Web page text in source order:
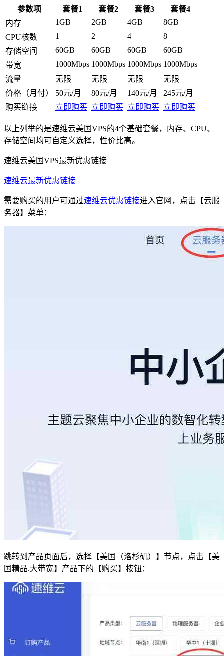
参数项 套餐1 套餐2 套餐3
套餐4
内存
1GB 2GB 4GB
8GB
CPU核数
1 2 4
8
存储空间
60GB 60GB 60GB
60GB
带宽
1000Mbps 1000Mbps 1000Mbps 1000Mbps
流量
无限 无限 无限
无限
价格（月付）
50元/月 80元/月 140元/月
245元/月
购买链接
立即购买 立即购买 立即购买 立即购买
以上列举的是速维云美国VPS的4个基础套餐，内存、CPU、
存储空间均可自定义选择，性价比高。
速维云美国VPS最新优惠链接
速维云最新优惠链接
需要购买的用户可通过速维云优惠链接进入官网，点击【云服
务器】菜单：
跳转到产品页面后，选择【美国（洛杉矶）】节点，点击【美
国精品.大带宽】产品下的【购买】按钮：